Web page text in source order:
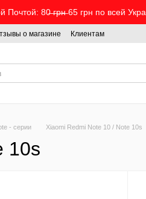
Почтой: 80̶ ̶г̶р̶н̶ 65 грн по всей
о магазине Клиентам
- серии Xiaomi Redmi Note 10 / Note 10s
10s